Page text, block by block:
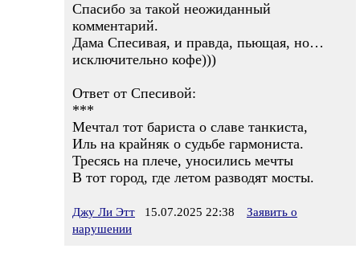
Спасибо за такой неожиданный
комментарий.
Дама Спесивая, и правда, пьющая, но…
исключительно кофе)))
Ответ от Спесивой:
***
Мечтал тот бариста о славе танкиста,
Иль на крайняк о судьбе гармониста.
Тресясь на плече, уносились мечты
В тот город, где летом разводят мосты.
Джу Ли Этт 15.07.2025 22:38
Заявить о
нарушении